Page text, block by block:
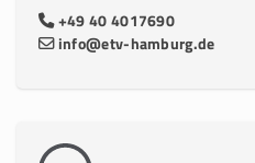
+49 40 4017690
info@etv-hamburg.de